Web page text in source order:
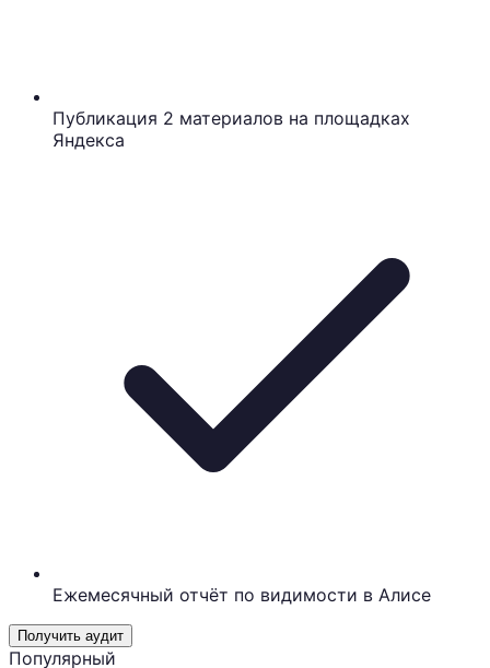
Публикация 2 материалов на площадках
Яндекса
Ежемесячный отчёт по видимости в Алисе
Получить аудит
Популярный